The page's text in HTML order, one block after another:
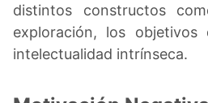
distintos constructos
exploración, los
intelectualidad intrínseca.